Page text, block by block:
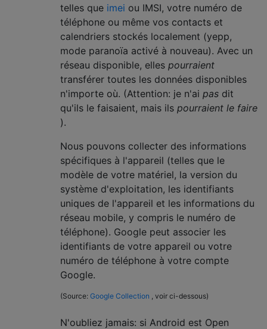
telles que imei ou IMSI, votre numéro de
téléphone ou même vos contacts et
calendriers stockés localement (yepp,
mode paranoïa activé à nouveau). Avec un
réseau disponible, elles pourraient
transférer toutes les données disponibles
n'importe où. (Attention: je n'ai pas dit
qu'ils le faisaient, mais ils pourraient le faire
).
Nous pouvons collecter des informations
spécifiques à l'appareil (telles que le
modèle de votre matériel, la version du
système d'exploitation, les identifiants
uniques de l'appareil et les informations du
réseau mobile, y compris le numéro de
téléphone). Google peut associer les
identifiants de votre appareil ou votre
numéro de téléphone à votre compte
Google.
(Source: Google Collection , voir ci-dessous)
N'oubliez jamais: si Android est Open